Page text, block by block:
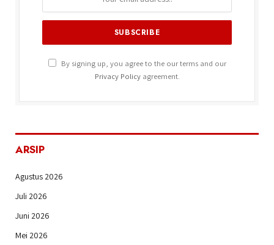
By signing up, you agree to the our terms and our
Privacy Policyagreement.
ARSIP
Agustus 2026
Juli 2026
Juni 2026
Mei 2026